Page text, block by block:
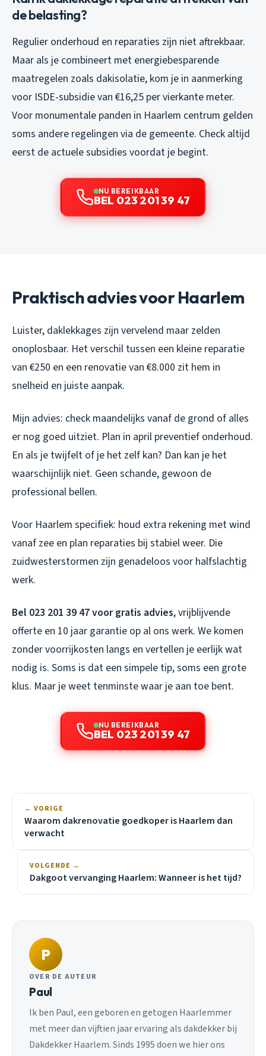
de belasting?
Regulier onderhoud en reparaties zijn niet aftrekbaar.
Maar als je combineert met energiebesparende
maatregelen zoals dakisolatie, kom je in aanmerking
voor ISDE-subsidie van €16,25 per vierkante meter.
Voor monumentale panden in Haarlem centrum gelden
soms andere regelingen via de gemeente. Check altijd
eerst de actuele subsidies voordat je begint.
NU BEREIKBAAR
BEL 023 201 39 47
Praktisch advies voor Haarlem
Luister, daklekkages zijn vervelend maar zelden
onoplosbaar. Het verschil tussen een kleine reparatie
van €250 en een renovatie van €8.000 zit hem in
snelheid en juiste aanpak.
Mijn advies: check maandelijks vanaf de grond of alles
er nog goed uitziet. Plan in april preventief onderhoud.
En als je twijfelt of je het zelf kan? Dan kan je het
waarschijnlijk niet. Geen schande, gewoon de
professional bellen.
Voor Haarlem specifiek: houd extra rekening met wind
vanaf zee en plan reparaties bij stabiel weer. Die
zuidwesterstormen zijn genadeloos voor halfslachtig
werk.
Bel 023 201 39 47 voor gratis advies, vrijblijvende
offerte en 10 jaar garantie op al ons werk. We komen
zonder voorrijkosten langs en vertellen je eerlijk wat
nodig is. Soms is dat een simpele tip, soms een grote
klus. Maar je weet tenminste waar je aan toe bent.
NU BEREIKBAAR
BEL 023 201 39 47
← VORIGE
Waarom dakrenovatie goedkoper is Haarlem dan
verwacht
VOLGENDE →
Dakgoot vervanging Haarlem: Wanneer is het tijd?
P
OVER DE AUTEUR
Paul
Ik ben Paul, een geboren en getogen Haarlemmer
met meer dan vijftien jaar ervaring als dakdekker bij
Dakdekker Haarlem. Sinds 1995 doen we hier ons